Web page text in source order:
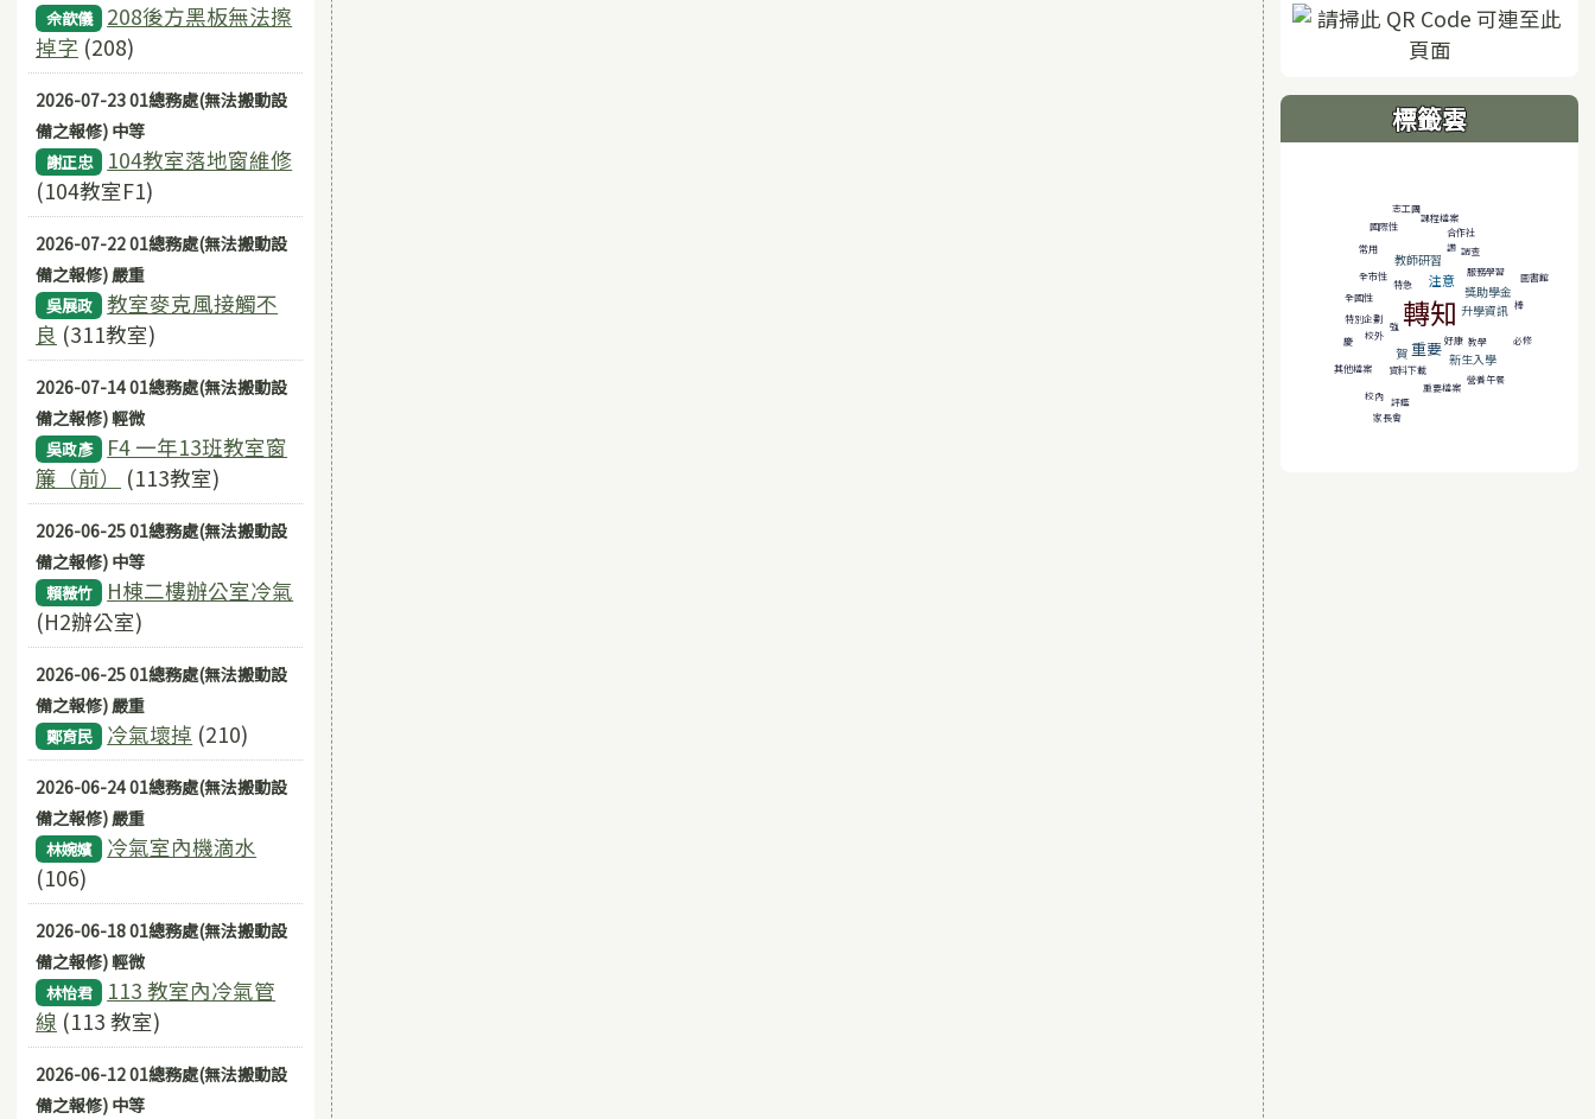
佘歆儀
208後方黑板無法擦
掉字 (208)
2026-07-23 01總務處(無法搬動設
備之報修) 中等
謝正忠
104教室落地窗維修
(104教室F1)
2026-07-22 01總務處(無法搬動設
備之報修) 嚴重
吳展政
教室麥克風接觸不
良 (311教室)
2026-07-14 01總務處(無法搬動設
備之報修) 輕微
吳政彥
F4 一年13班教室窗
簾（前）
(113教室)
2026-06-25 01總務處(無法搬動設
備之報修) 中等
賴薇竹
H棟二樓辦公室冷氣
(H2辦公室)
2026-06-25 01總務處(無法搬動設
備之報修) 嚴重
鄭育民 冷氣壞掉 (210)
2026-06-24 01總務處(無法搬動設
備之報修) 嚴重
林婉嬪
冷氣室內機滴水
(106)
2026-06-18 01總務處(無法搬動設
備之報修) 輕微
林怡君
113 教室內冷氣管
線 (113 教室)
2026-06-12 01總務處(無法搬動設
備之報修) 中等
標籤雲
課程檔案
常用
國際性
志工團
讚
合作社
全市性
教師研習 調查
特急
服務學習
全國性
轉知
注意
升學資訊
獎助學金
圖書館
慶
特別企劃
棒
校外
強
其他檔案
賀 重要好康
資料下載
新生入學
教學 必修
校內
評鑑
重要檔案
營養午餐
家長會